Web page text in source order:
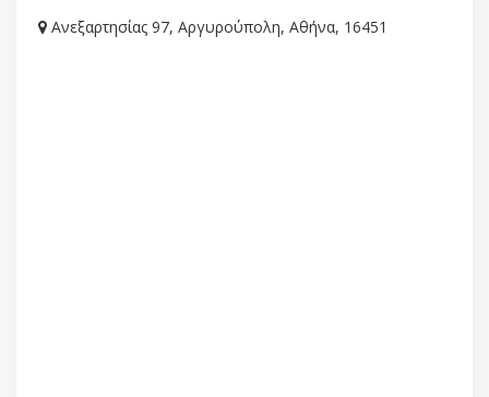
Ανεξαρτησίας 97, Αργυρούπολη, Αθήνα, 16451